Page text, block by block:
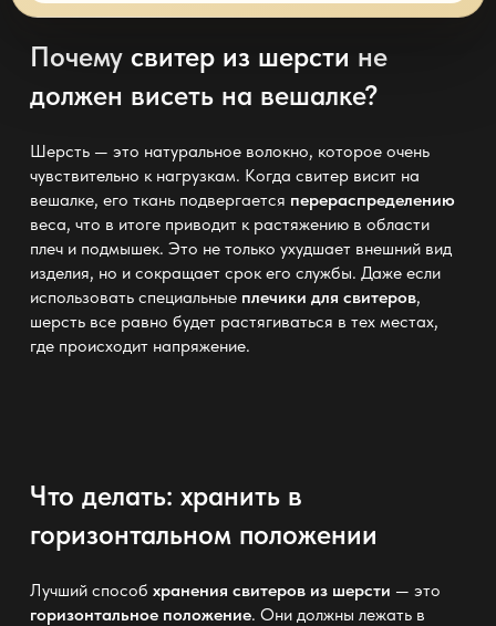
Почему свитер из шерсти не
должен висеть на вешалке?
Шерсть — это натуральное волокно, которое очень
чувствительно к нагрузкам. Когда свитер висит на
вешалке, его ткань подвергается перераспределению
веса, что в итоге приводит к растяжению в области
плеч и подмышек. Это не только ухудшает внешний вид
изделия, но и сокращает срок его службы. Даже если
использовать специальные плечики для свитеров,
шерсть все равно будет растягиваться в тех местах,
где происходит напряжение.
Что делать: хранить в
горизонтальном положении
Лучший способ хранения свитеров из шерсти — это
горизонтальное положение. Они должны лежать в